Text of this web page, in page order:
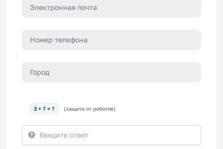
3 + 7 = ? (защита от роботов)